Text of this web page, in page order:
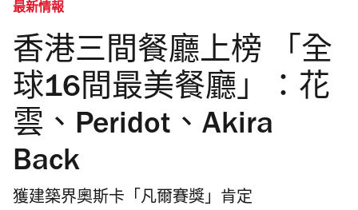
最新情報
香港三間餐廳上榜 「全
球16間最美餐廳」：花
雲、Peridot、Akira
Back
獲建築界奧斯卡「凡爾賽獎」肯定